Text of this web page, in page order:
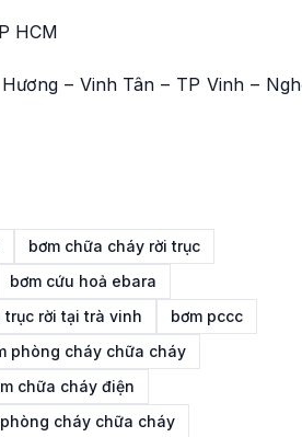
HCM
– Vinh Tân – TP Vinh –
bơm chữa cháy rời trục
bơm cứu hoả ebara
trục rời tại trà vinh
bơm pccc
phòng cháy chữa cháy
chữa cháy điện
cháy chữa cháy